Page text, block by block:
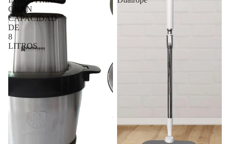
GRAN
CAPACIDAD
DE
8
LITROS